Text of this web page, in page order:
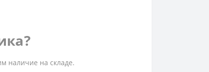
наличие на складе.